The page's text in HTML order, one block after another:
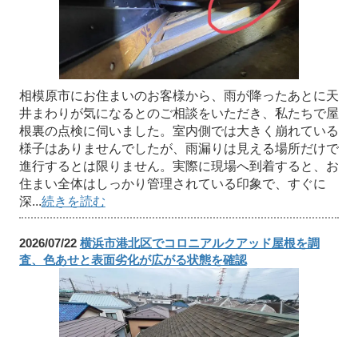
相模原市にお住まいのお客様から、雨が降ったあとに天
井まわりが気になるとのご相談をいただき、私たちで屋
根裏の点検に伺いました。室内側では大きく崩れている
様子はありませんでしたが、雨漏りは見える場所だけで
進行するとは限りません。実際に現場へ到着すると、お
住まい全体はしっかり管理されている印象で、すぐに
深...続きを読む
2026/07/22 横浜市港北区でコロニアルクアッド屋根を調
査、色あせと表面劣化が広がる状態を確認